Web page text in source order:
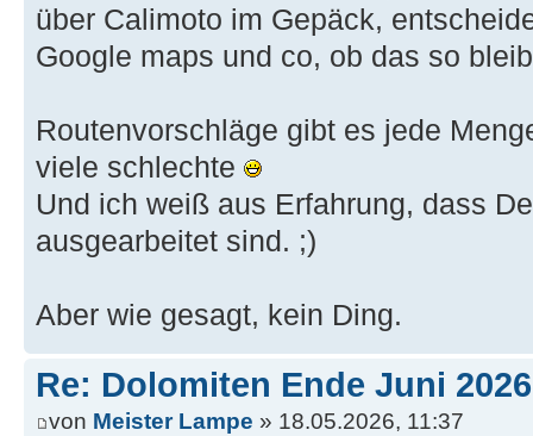
über Calimoto im Gepäck,
Google maps und co, ob das so
Routenvorschläge gibt es jede
viele schlechte
Und ich weiß aus Erfahrung, dass
ausgearbeitet sind. ;)
Aber wie gesagt, kein Ding.
Re: Dolomiten Ende Juni 2026
von Meister Lampe » 18.05.2026, 11:37